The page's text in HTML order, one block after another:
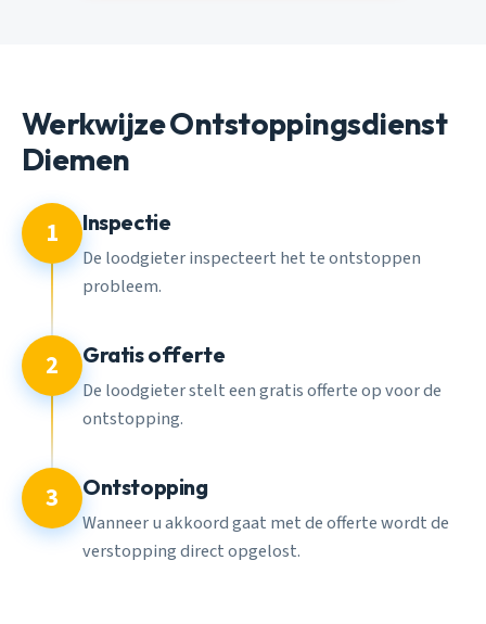
Werkwijze Ontstoppingsdienst
Diemen
1 Inspectie
De loodgieter inspecteert het te ontstoppen
probleem.
2 Gratis offerte
De loodgieter stelt een gratis offerte op voor de
ontstopping.
3 Ontstopping
Wanneer u akkoord gaat met de offerte wordt de
verstopping direct opgelost.